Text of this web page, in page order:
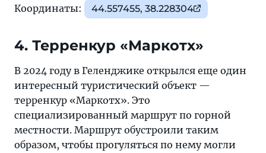
Координаты: 44.557455, 38.228304
4. Терренкур «Маркотх»
В 2024 году в Геленджике открылся еще один
интересный туристический объект —
терренкур «Маркотх». Это
специализированный маршрут по горной
местности. Маршрут обустроили таким
образом, чтобы прогуляться по нему могли